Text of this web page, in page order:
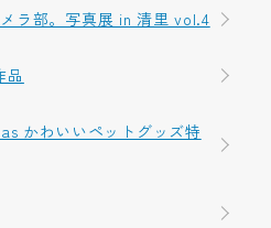
メラ部。写真展 in 清里 vol.4
品
かわいいペットグッズ特